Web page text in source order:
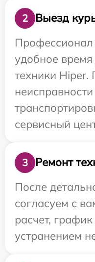
2
Выезд
Профессионал
удобное время
техники Hiper.
сервисный
3
Ремонт
После
согласуем с
расчет,
устранением